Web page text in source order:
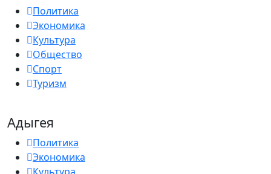
Политика
Экономика
Культура
Общество
Спорт
Туризм
Адыгея
Политика
Экономика